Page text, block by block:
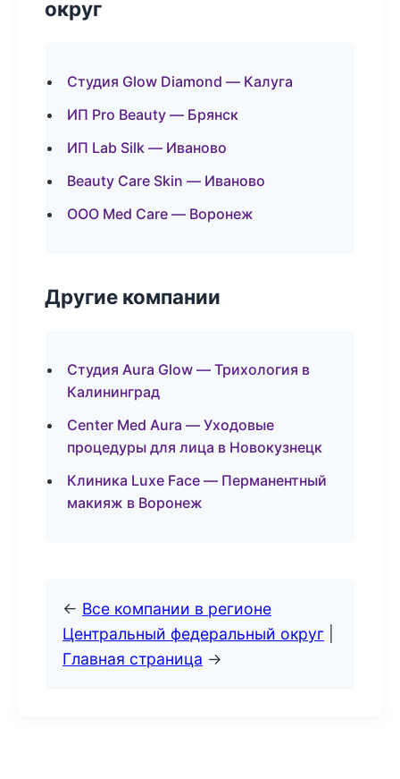
округ
Студия Glow Diamond — Калуга
ИП Pro Beauty — Брянск
ИП Lab Silk — Иваново
Beauty Care Skin — Иваново
ООО Med Care — Воронеж
Другие компании
Студия Aura Glow — Трихология в
Калининград
Center Med Aura — Уходовые
процедуры для лица в Новокузнецк
Клиника Luxe Face — Перманентный
макияж в Воронеж
← Все компании в регионе
Центральный федеральный округ
Главная страница →